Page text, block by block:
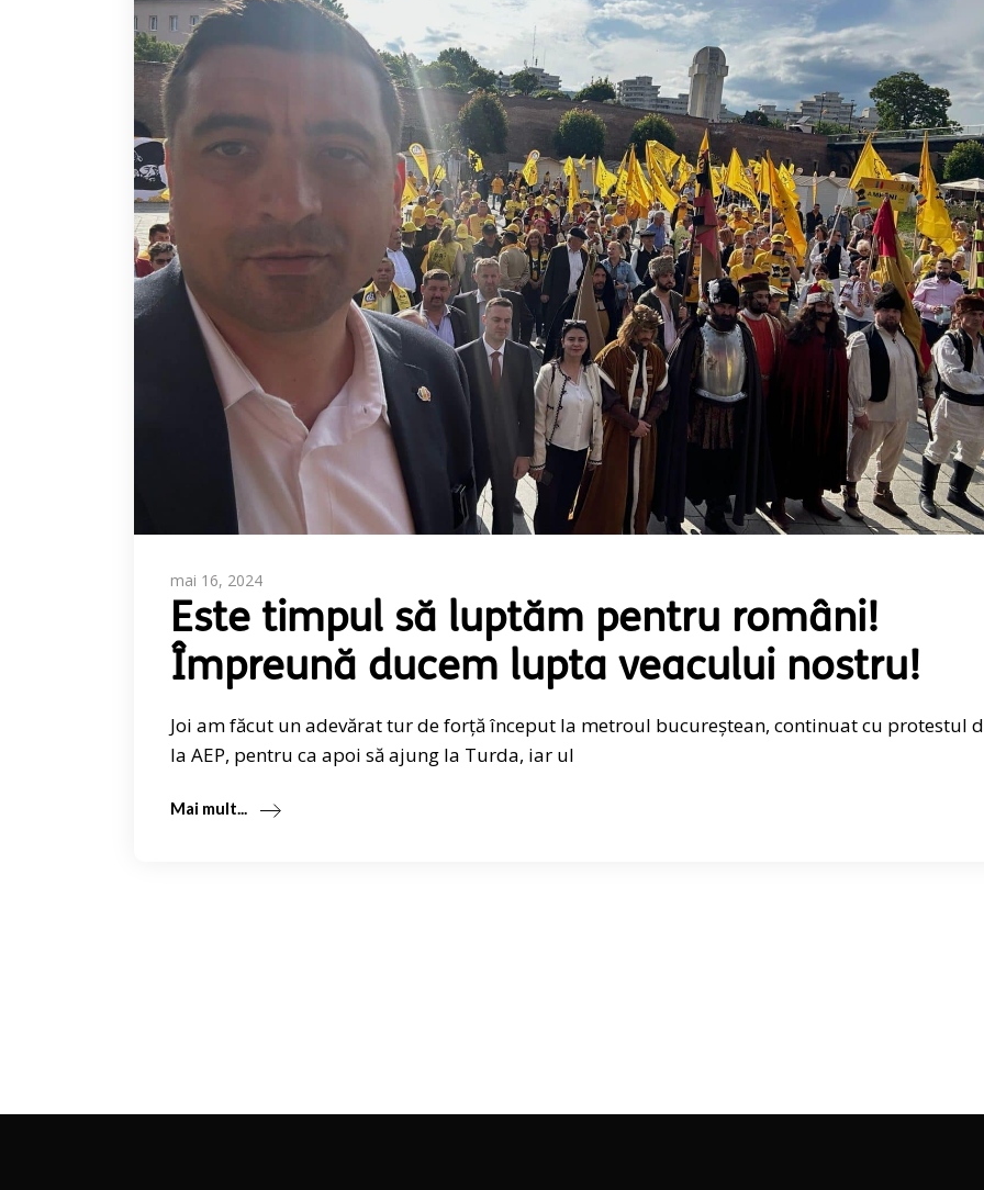
mai 16, 2024
Este timpul să luptăm pentru români!
Împreună ducem lupta veacului nostru!
Joi am făcut un adevărat tur de forță început la metroul bucureștean, continuat cu protestul
la AEP, pentru ca apoi să ajung la Turda, iar ul
Mai mult...